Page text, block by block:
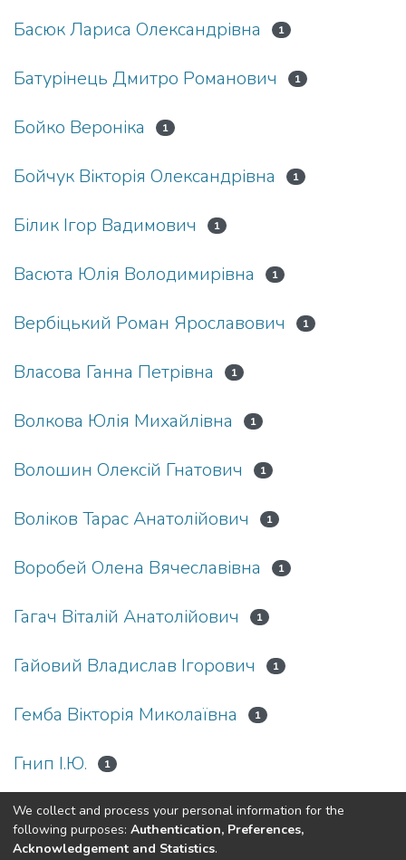
Басюк Лариса Олександрівна 1
Батурінець Дмитро Романович 1
Бойко Вероніка 1
Бойчук Вікторія Олександрівна 1
Білик Ігор Вадимович 1
Васюта Юлія Володимирівна 1
Вербіцький Роман Ярославович 1
Власова Ганна Петрівна 1
Волкова Юлія Михайлівна 1
Волошин Олексій Гнатович 1
Воліков Тарас Анатолійович 1
Воробей Олена Вячеславівна 1
Гагач Віталій Анатолійович 1
Гайовий Владислав Ігорович 1
Гемба Вікторія Миколаївна 1
Гнип І.Ю. 1
« 1(current)
2 3 4 5 ... 8 »
We collect and process your personal information for the
following purposes: Authentication, Preferences,
Acknowledgement and Statistics.